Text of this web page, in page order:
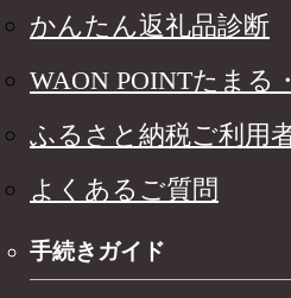
かんたん返礼品診断
WAON POINTたまる
ふるさと納税ご利用
よくあるご質問
手続きガイド